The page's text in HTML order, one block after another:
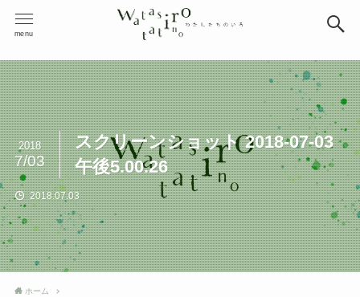
menu
スクリーンショット 2018-07-03
午後5.00.26
2018
7/03
2018.07.03
ホーム